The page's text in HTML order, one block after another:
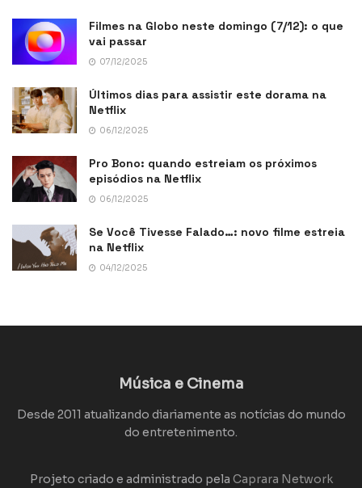
Filmes na Globo neste domingo (7/12): o que
vai passar
07/12/2025
Últimos dias para assistir este dorama na
Netflix
06/12/2025
Pro Bono: quando estreiam os próximos
episódios na Netflix
06/12/2025
Se Você Tivesse Falado…: novo filme estreia
na Netflix
04/12/2025
Música e Cinema
Desde 2011 atualizando diariamente as notícias do mundo
do entretenimento.
Projeto criado e administrado pela Caprara Network